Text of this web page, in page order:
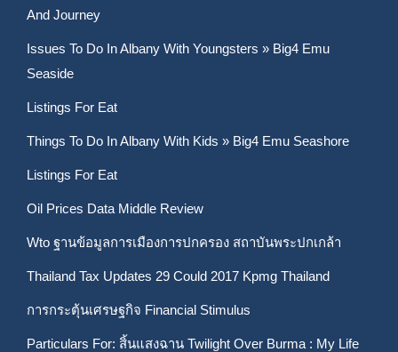
And Journey
Issues To Do In Albany With Youngsters » Big4 Emu
Seaside
Listings For Eat
Things To Do In Albany With Kids » Big4 Emu Seashore
Listings For Eat
Oil Prices Data Middle Review
Wto ฐานข้อมูลการเมืองการปกครอง สถาบันพระปกเกล้า
Thailand Tax Updates 29 Could 2017 Kpmg Thailand
การกระตุ้นเศรษฐกิจ Financial Stimulus
Particulars For: สิ้นแสงฉาน Twilight Over Burma : My Life